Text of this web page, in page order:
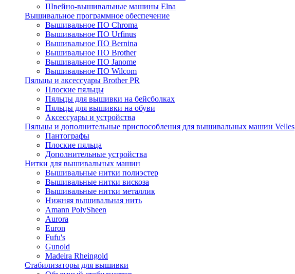
Швейно-вышивальные машины Elna
Вышивальное программное обеспечение
Вышивальное ПО Chroma
Вышивальное ПО Urfinus
Вышивальное ПО Bernina
Вышивальное ПО Brother
Вышивальное ПО Janome
Вышивальное ПО Wilcom
Пяльцы и аксессуары Brother PR
Плоские пяльцы
Пяльцы для вышивки на бейсболках
Пяльцы для вышивки на обуви
Аксессуары и устройства
Пяльцы и дополнительные приспособления для вышивальных машин Velles
Пантографы
Плоские пяльца
Дополнительные устройства
Нитки для вышивальных машин
Вышивальные нитки полиэстер
Вышивальные нитки вискоза
Вышивальные нитки металлик
Нижняя вышивальная нить
Amann PolySheen
Aurora
Euron
Fufu's
Gunold
Madeira Rheingold
Стабилизаторы для вышивки